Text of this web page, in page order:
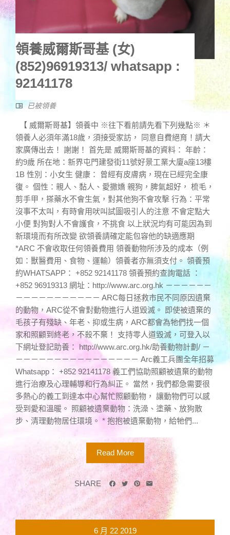
領養威爾斯哥基 (女)
(852)96919313/ whatsapp :
92141178
已被領養
【 威爾斯哥基】領養中 ※往下看前請先看下列幾點※ ＊
領養人必須年滿18歲，須接受家訪， 同意自費絕育！請大
家廣傳出去！ 謝謝！ 首先是 威爾斯哥基的資料： 年齡：
約9歲 所在地：新界屯門建發街11號好景工業大廈a座13樓
1B 性別：小女生 健康： 曾經有皮膚病，現在已經完全康
復。 個性：親人、黏人、愛撒嬌 親狗，脾氣超好， 梳毛，
剪手甲，搽藥水不會生氣，對其他狗不會攻擊 行為：平常
沒事不太叫，有時會用吠叫試圖吸引人的注意 不會定點大
小便 對狗對人不會護食，不挑食 以上狀況均有可能因為到
新環境而有所改變 欲領養請確定能包容他的缺適應期
*ARC 不會收取任何領養費用 領養動物所涉及的成本（例
如：獸醫費用、食物、運輸）領養者亦無須支付。 領養預
約WHATSAPP： +852 92141178 領養預約查詢電話 ：
+852 96919313 網址：http://www.arc.org.hk －－－－－－
－－－－－－－－－－－ ARC每日拯救市民不同原因遺棄
的動物，ARC從不會對動物進行人道毀滅。 即使被遺棄的
毛孩子有殘缺、年老、抑或生病，ARC都會為牠們找一個
家和照顧到終老，不殺不棄！ 支持零人道毀滅，可登入以
下網址登記助養： http://www.arc.org.hk/助養動物計劃/ －
－－－－－－－－－－－－－－－－ Arc義工兵團全年招募
Whatsapp： +852 92141178 義工們協助照顧被遺棄的動物
進行治療及心理輔導和行為糾正。 當然，我們都急需要很
多熱心的義工到達本中心幫忙照顧動物， 讓動物們可以感
受到愛和溫暖。 照顧被遺棄動物：洗澡、塗藥、放狗散
步、清理動物居住環境。 * 抱抱被遺棄動物，給牠們...
Read More
SHARE
6 月 22 2019